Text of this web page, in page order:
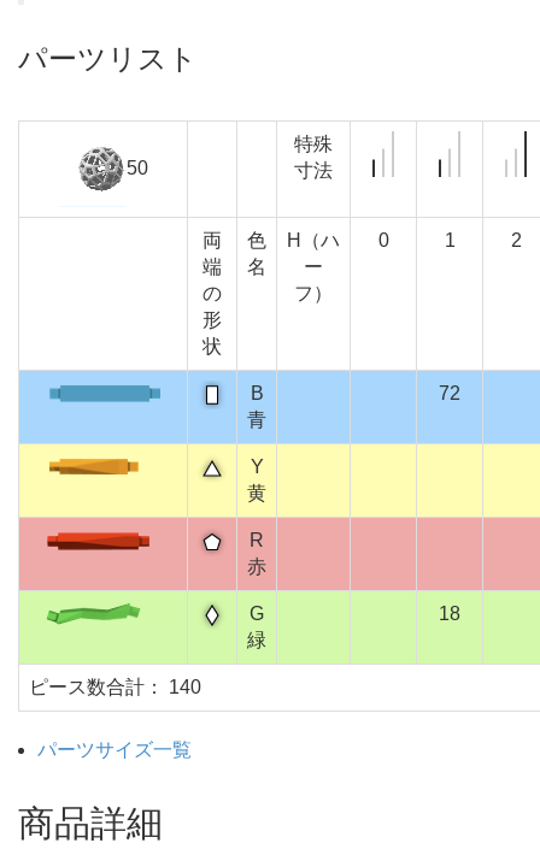
パーツリスト
50
特殊
寸法
両
端
の
形
状
色
名
H（ハ
ー
フ）
0 1 2
B
青
72
Y
黄
R
赤
G
緑
18
ピース数合計： 140
パーツサイズ一覧
商品詳細